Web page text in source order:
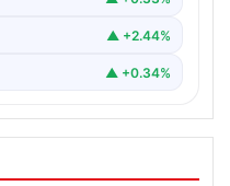
▲ +2.44%
▲ +0.34%